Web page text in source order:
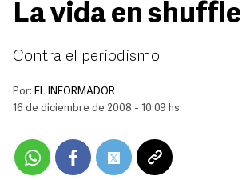
La vida en shuffle
Contra el periodismo
Por: EL INFORMADOR
16 de diciembre de 2008 - 10:09 hs